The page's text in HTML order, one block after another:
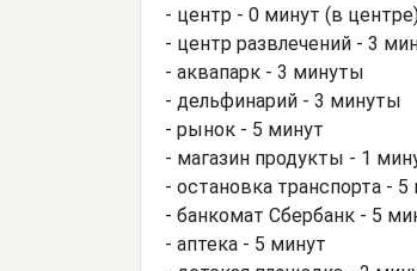
- центр - 0 минут (в
- центр развлечений - 3
- аквапарк - 3 минуты
- дельфинарий - 3 минуты
- рынок - 5 минут
- магазин продукты - 1
- остановка транспорта - 5
- банкомат Сбербанк - 5
- аптека - 5 минут